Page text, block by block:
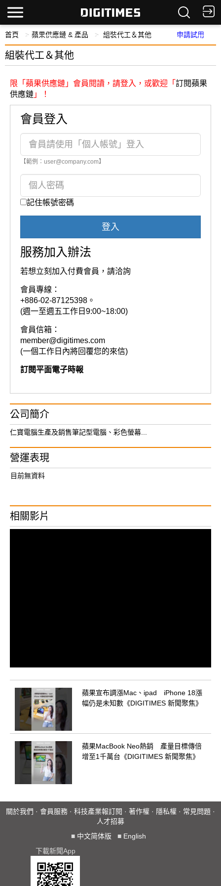
首頁 蘋果供應鏈 & 產品 組裝代工＆其他 申請試用
組裝代工＆其他
限「蘋果供應鏈」會員閱讀，請登入，或歡迎「 訂閱蘋果
供應鏈 」！
會員登入
【範例：user@company.com】
記住帳號密碼
登入
服務加入辦法
若想立刻加入付費會員，請洽詢
會員專線：
+886-02-87125398。
(週一至週五工作日9:00~18:00)
會員信箱：
member@digitimes.com
(一個工作日內將回覆您的來信)
訂閱平面電子時報
公司簡介
仁寶電腦生產及銷售筆記型電腦、彩色螢幕...
營運表現
目前無資料
相關影片
蘋果宣布調漲Mac、ipad iPhone 18漲
幅仍是未知數《DIGITIMES 新聞聚焦》
蘋果MacBook Neo熱銷 產量目標傳倍
增至1千萬台《DIGITIMES 新聞聚焦》
關於我們 · 會員服務 · 科技產業報訂閱 · 著作權 · 隱私權 · 常見問題 ·
人才招募
■ 中文简体版 ■ English
下載新聞App